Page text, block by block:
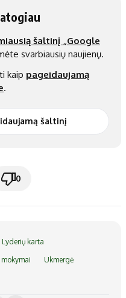
šaltinį „Google
svarbiausių naujienų.
kaip pageidaujamą
.
šaltinį
0
Lyderių karta
Ukmergė